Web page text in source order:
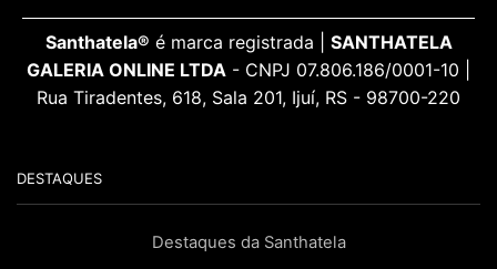
Santhatela® é marca registrada | SANTHATELA
GALERIA ONLINE LTDA - CNPJ 07.806.186/0001-10 |
Rua Tiradentes, 618, Sala 201, Ijuí, RS - 98700-220
DESTAQUES
Destaques da Santhatela